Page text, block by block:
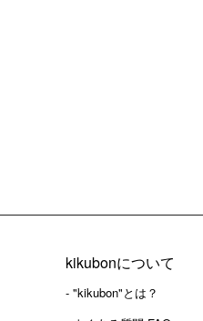
kikubonについて
- "kikubon"とは？